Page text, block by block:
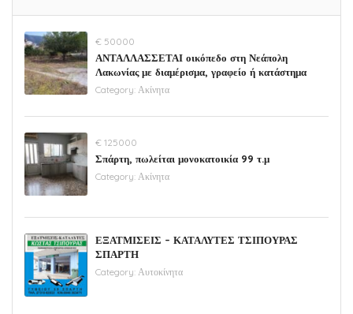
€ 50000
ΑΝΤΑΛΛΑΣΣΕΤΑΙ οικόπεδο στη Νεάπολη
Λακωνίας με διαμέρισμα, γραφείο ή κατάστημα
Category: Ακίνητα
€ 125000
Σπάρτη, πωλείται μονοκατοικία 99 τ.μ
Category: Ακίνητα
ΕΞΑΤΜΙΣΕΙΣ – ΚΑΤΑΛΥΤΕΣ ΤΣΙΠΟΥΡΑΣ
ΣΠΑΡΤΗ
Category: Αυτοκίνητα